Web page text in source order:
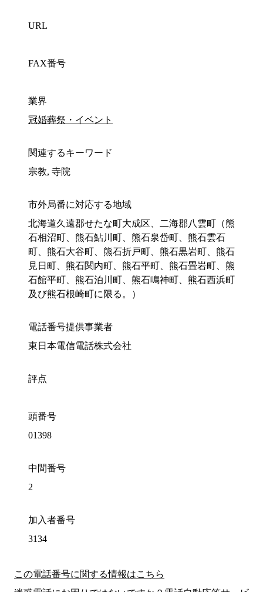
URL
FAX番号
業界
冠婚葬祭・イベント
関連するキーワード
宗教, 寺院
市外局番に対応する地域
北海道久遠郡せたな町大成区、二海郡八雲町（熊
石相沼町、熊石鮎川町、熊石泉岱町、熊石雲石
町、熊石大谷町、熊石折戸町、熊石黒岩町、熊石
見日町、熊石関内町、熊石平町、熊石畳岩町、熊
石館平町、熊石泊川町、熊石鳴神町、熊石西浜町
及び熊石根崎町に限る。）
電話番号提供事業者
東日本電信電話株式会社
評点
頭番号
01398
中間番号
2
加入者番号
3134
この電話番号に関する情報はこちら